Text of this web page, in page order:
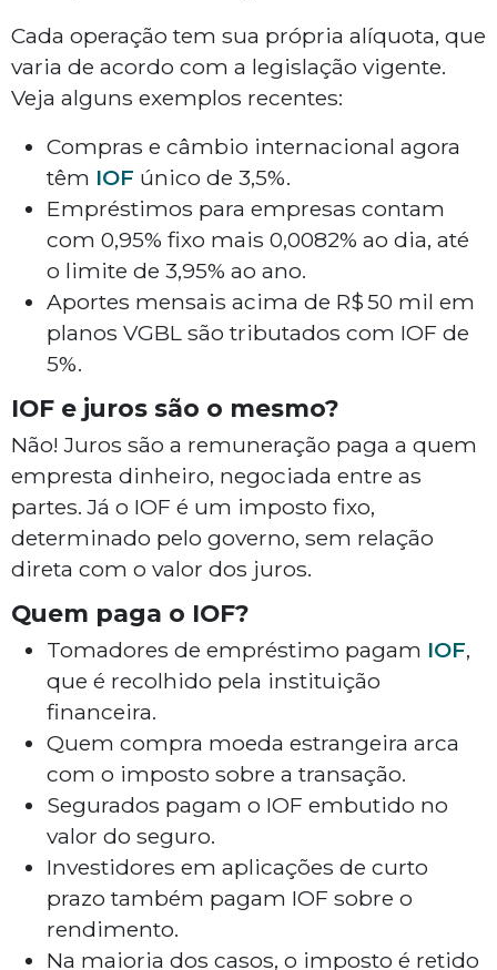
Cada operação tem sua própria alíquota, que
varia de acordo com a legislação vigente.
Veja alguns exemplos recentes:
Compras e câmbio internacional agora
têm IOF único de 3,5%.
Empréstimos para empresas contam
com 0,95% fixo mais 0,0082% ao dia, até
o limite de 3,95% ao ano.
Aportes mensais acima de R$ 50 mil em
planos VGBL são tributados com IOF de
5%.
IOF e juros são o mesmo?
Não! Juros são a remuneração paga a quem
empresta dinheiro, negociada entre as
partes. Já o IOF é um imposto fixo,
determinado pelo governo, sem relação
direta com o valor dos juros.
Quem paga o IOF?
Tomadores de empréstimo pagam IOF,
que é recolhido pela instituição
financeira.
Quem compra moeda estrangeira arca
com o imposto sobre a transação.
Segurados pagam o IOF embutido no
valor do seguro.
Investidores em aplicações de curto
prazo também pagam IOF sobre o
rendimento.
Na maioria dos casos, o imposto é retido